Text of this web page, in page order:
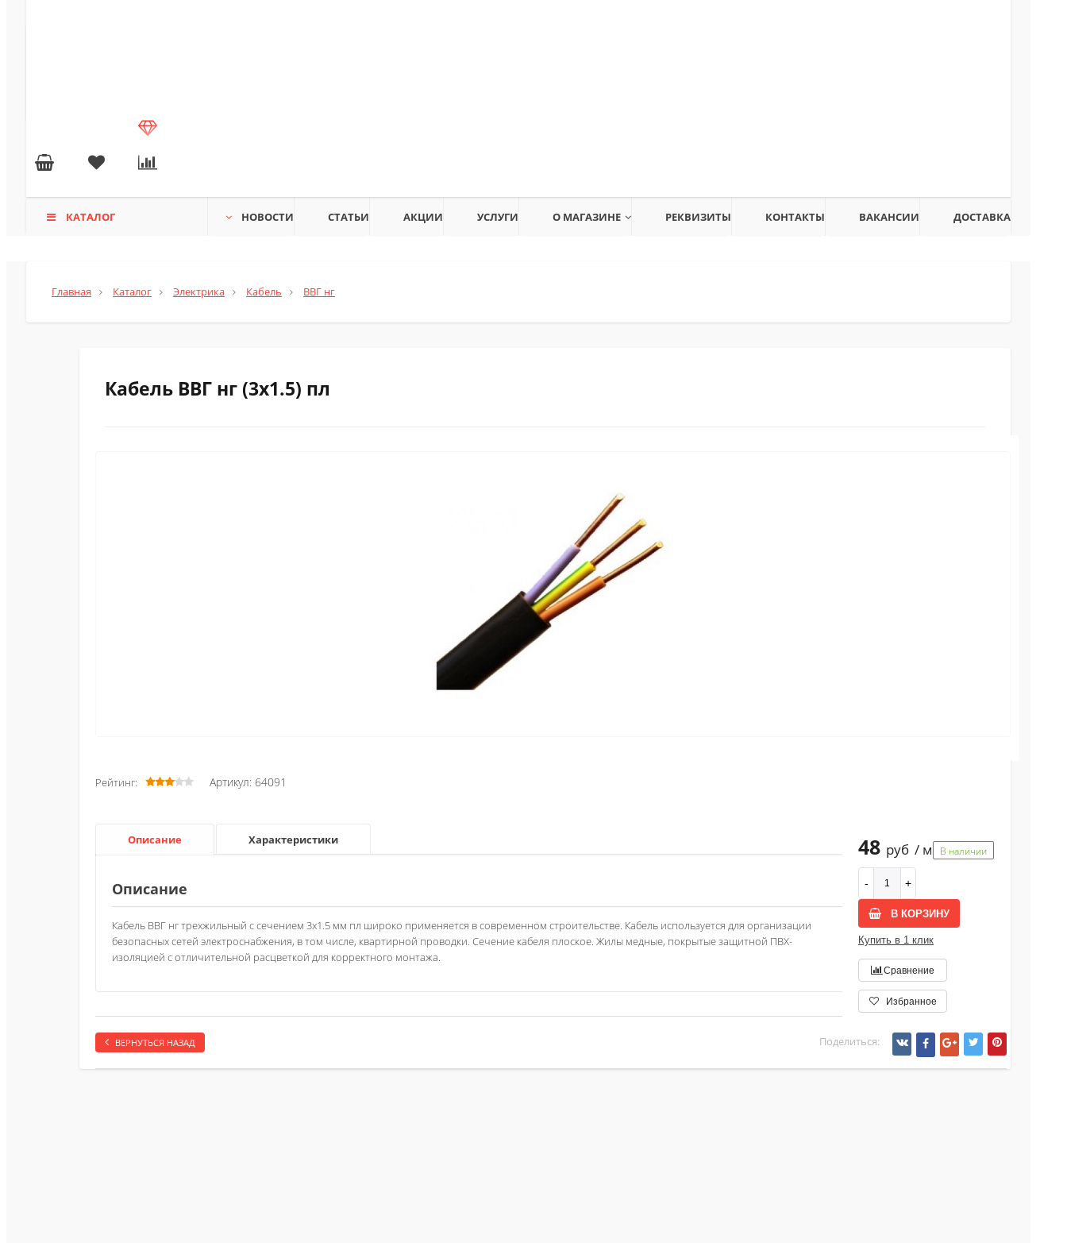
КАТАЛОГ НОВОСТИ СТАТЬИ АКЦИИ УСЛУГИ О МАГАЗИНЕ РЕКВИЗИТЫ КОНТАКТЫ ВАКАНСИИ ДОСТАВКА
Главная Каталог Электрика Кабель ВВГ нг
Кабель ВВГ нг (3х1.5) пл
Рейтинг: Артикул: 64091
48 руб / м В наличии
В КОРЗИНУ
Купить в 1 клик
Сравнение
Избранное
Описание Характеристики
Описание
Кабель ВВГ нг трехжильный с сечением 3х1.5 мм пл широко применяется в современном строительстве. Кабель используется для организации
безопасных сетей электроснабжения, в том числе, квартирной проводки. Сечение кабеля плоское. Жилы медные, покрытые защитной ПВХ-
изоляцией с отличительной расцветкой для корректного монтажа.
ВЕРНУТЬСЯ НАЗАД Поделиться: